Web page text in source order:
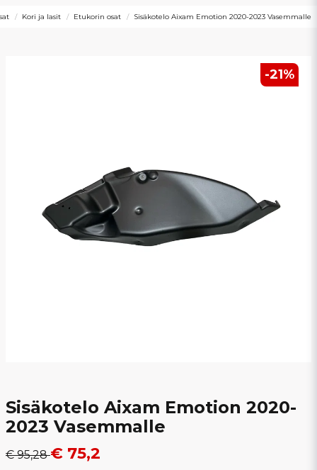
Kori ja lasit Etukorin osat Sisäkotelo Aixam Emotion 2020-2023 Vasemmalle
-21%
Sisäkotelo Aixam Emotion 2020-
2023 Vasemmalle
€ 95,28€ 75,2